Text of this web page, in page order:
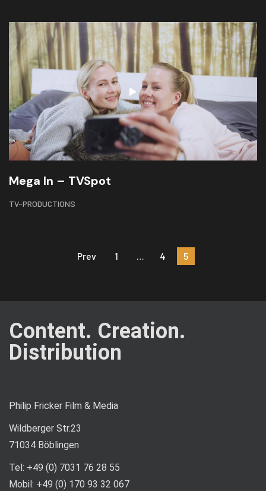
Mega In – TVSpot
TV-PRODUCTIONS
Prev 1 … 4 5
Content. Creation.
Distribution
Philip Fricker Film & Media
Wildberger Str.23
71034 Böblingen
Tel: +49 (0) 7031 76 28 55
Mobil: +49 (0) 170 93 32 067